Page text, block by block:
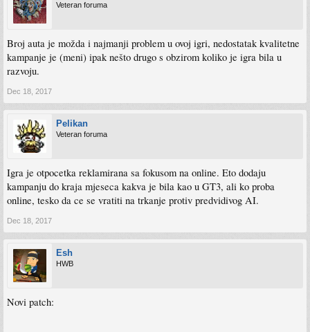
Veteran foruma
Broj auta je možda i najmanji problem u ovoj igri, nedostatak kvalitetne
kampanje je (meni) ipak nešto drugo s obzirom koliko je igra bila u
razvoju.
Dec 18, 2017
Pelikan
Veteran foruma
Igra je otpocetka reklamirana sa fokusom na online. Eto dodaju
kampanju do kraja mjeseca kakva je bila kao u GT3, ali ko proba
online, tesko da ce se vratiti na trkanje protiv predvidivog AI.
Dec 18, 2017
Esh
HWB
Novi patch: